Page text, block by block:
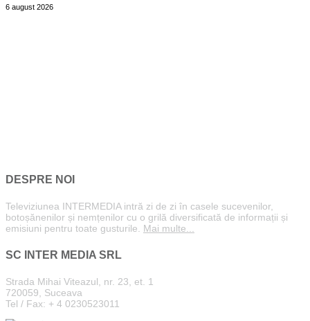
6 august 2026
DESPRE NOI
Televiziunea INTERMEDIA intră zi de zi în casele sucevenilor,
botoșănenilor și nemțenilor cu o grilă diversificată de informații și
emisiuni pentru toate gusturile. Mai multe...
SC INTER MEDIA SRL
Strada Mihai Viteazul, nr. 23, et. 1
720059, Suceava
Tel / Fax: + 4 0230523011